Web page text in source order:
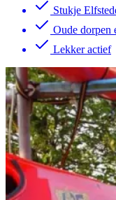
Stukje
Oude dorpen
Lekker actief